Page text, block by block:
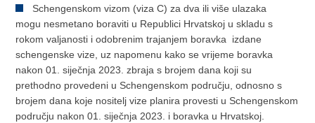
Schengenskom vizom (viza C) za dva ili više ulazaka
mogu nesmetano boraviti u Republici Hrvatskoj u skladu s
rokom valjanosti i odobrenim trajanjem boravka izdane
schengenske vize, uz napomenu kako se vrijeme boravka
nakon 01. siječnja 2023. zbraja s brojem dana koji su
prethodno provedeni u Schengenskom području, odnosno s
brojem dana koje nositelj vize planira provesti u Schengenskom
području nakon 01. siječnja 2023. i boravka u Hrvatskoj.